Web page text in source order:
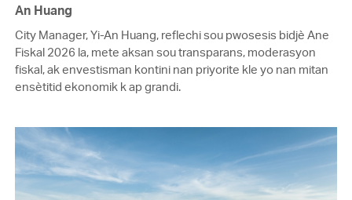
An Huang
City Manager, Yi-An Huang, reflechi sou pwosesis bidjè Ane
Fiskal 2026 la, mete aksan sou transparans, moderasyon
fiskal, ak envestisman kontini nan priyorite kle yo nan mitan
ensètitid ekonomik k ap grandi.